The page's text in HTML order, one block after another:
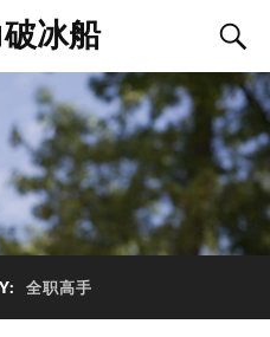
冰船
全职高手